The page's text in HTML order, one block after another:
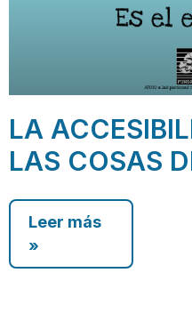
LA
LAS COSAS
Leer más
»